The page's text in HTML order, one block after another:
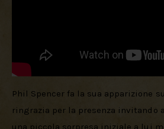
Phil Spencer fa la sua apparizione
ringrazia per la presenza invitando
una piccola sorpresa iniziale a lui